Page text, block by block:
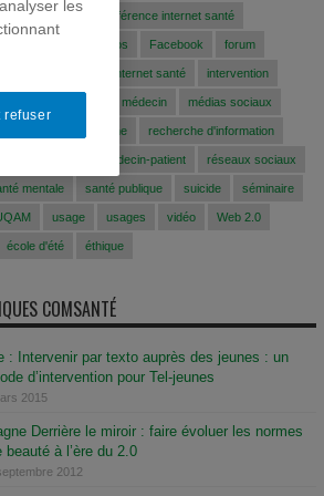
conférence conférence internet santé
EEfaussesinfos Facebook forum
internet santé intervention
médecin médias sociaux
recherche recherche d'information
relation médecin-patient réseaux sociaux
mentale santé publique suicide séminaire
usage usages vidéo Web 2.0
école d'été éthique
COMSANTÉ
: Intervenir par texto auprès des jeunes : un
d’intervention pour Tel-jeunes
2015
Derrière le miroir : faire évoluer les normes
à l’ère du 2.0
2012
les
refuser